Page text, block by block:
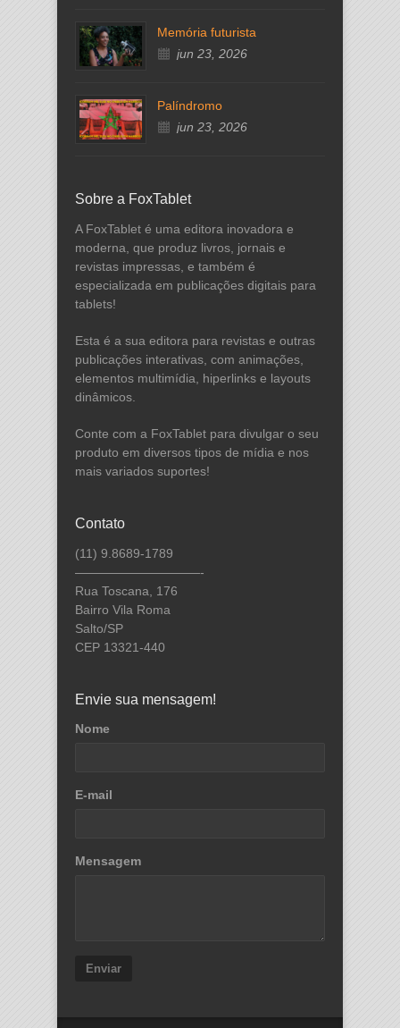
Memória futurista
jun 23, 2026
Palíndromo
jun 23, 2026
Sobre a FoxTablet
A FoxTablet é uma editora inovadora e
moderna, que produz livros, jornais e
revistas impressas, e também é
especializada em publicações digitais para
tablets!
Esta é a sua editora para revistas e outras
publicações interativas, com animações,
elementos multimídia, hiperlinks e layouts
dinâmicos.
Conte com a FoxTablet para divulgar o seu
produto em diversos tipos de mídia e nos
mais variados suportes!
Contato
(11) 9.8689-1789
——————————-
Rua Toscana, 176
Bairro Vila Roma
Salto/SP
CEP 13321-440
Envie sua mensagem!
Nome
E-mail
Mensagem
Enviar